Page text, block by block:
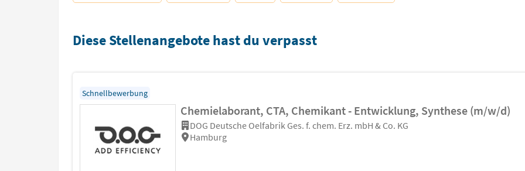
Diese Stellenangebote hast du verpasst
Schnellbewerbung
Chemielaborant, CTA, Chemikant - Entwicklung, Synthese (m/w/d)
DOG Deutsche Oelfabrik Ges. f. chem. Erz. mbH & Co. KG
Hamburg